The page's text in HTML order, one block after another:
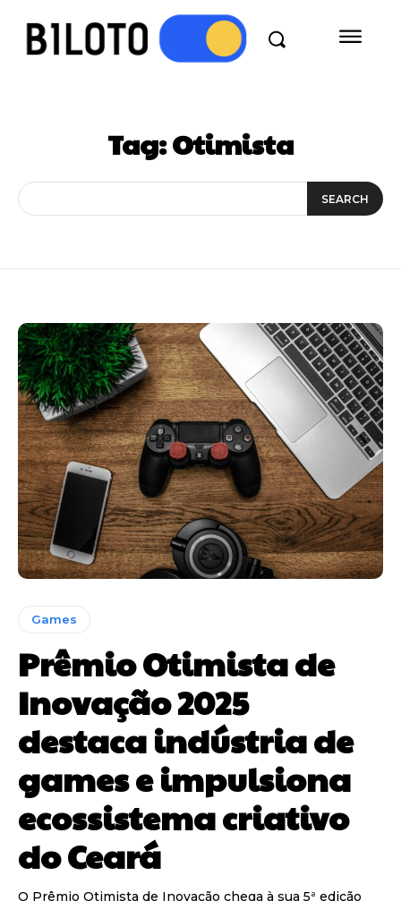
Tag:Otimista
SEARCH
Games
Prêmio Otimista de
Inovação 2025
destaca indústria de
games e impulsiona
ecossistema criativo
do Ceará
O Prêmio Otimista de Inovação chega à sua 5ª edição